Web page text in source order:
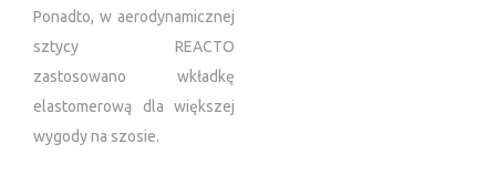
Ponadto, w aerodynamicznej
sztycy REACTO
zastosowano wkładkę
elastomerową dla większej
wygody na szosie.